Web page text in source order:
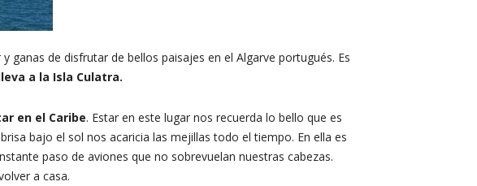
ganas de disfrutar de bellos paisajes en el Algarve portugués. Es
a la Isla Culatra.
en el Caribe. Estar en este lugar nos recuerda lo bello que es
bajo el sol nos acaricia las mejillas todo el tiempo. En ella es
paso de aviones que no sobrevuelan nuestras cabezas.
a casa.